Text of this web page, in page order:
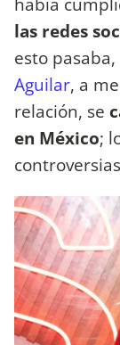
las redes
esto
Aguilar, a
relación, se
en México;